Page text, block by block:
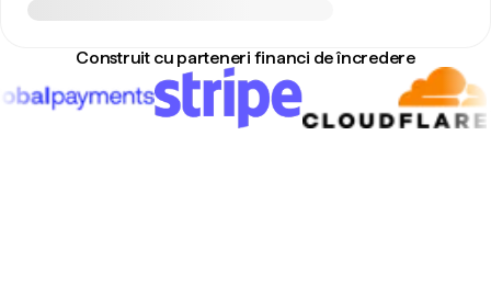
Construit cu parteneri financi de încredere